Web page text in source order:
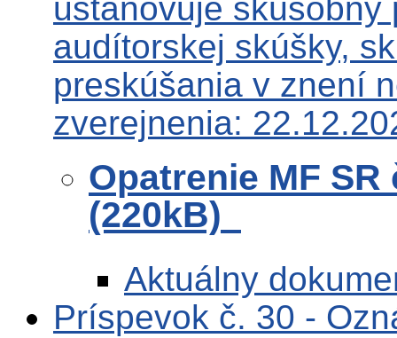
ustanovuje
audítorskej skúšky,
preskúšania v znení
zverejnenia:
Opatrenie MF SR
(220kB)
Aktuálny
Príspevok č. 30 -